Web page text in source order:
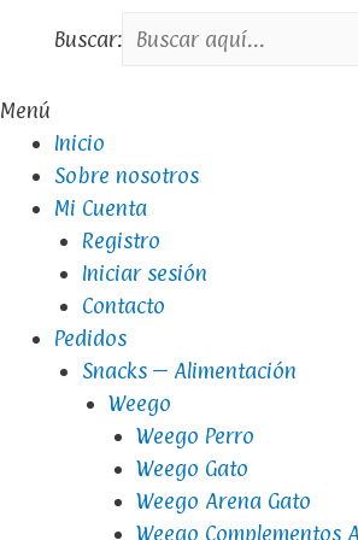
Buscar:
Menú
Inicio
Sobre nosotros
Mi Cuenta
Registro
Iniciar sesión
Contacto
Pedidos
Snacks – Alimentación
Weego
Weego Perro
Weego Gato
Weego Arena Gato
Weego Complementos